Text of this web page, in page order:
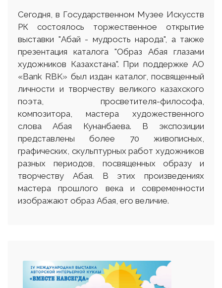
Сегодня, в Государственном Музее Искусств
РК состоялось торжественное открытие
выставки "Абай - мудрость народа", а также
презентация каталога "Образ Абая глазами
художников Казахстана". При поддержке АО
«Bank RBK» был издан каталог, посвященный
личности и творчеству великого казахского
поэта, просветителя-философа,
композитора, мастера художественного
слова Абая Кунанбаева. В экспозиции
представлены более 70 живописных,
графических, скульптурных работ художников
разных периодов, посвященных образу и
творчеству Абая. В этих произведениях
мастера прошлого века и современности
изображают образ Абая, его величие.